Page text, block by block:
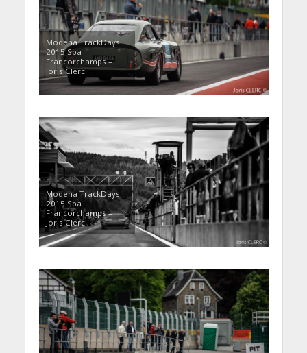
Modena TrackDays
2015 Spa
Francorchamps –
Joris Clerc
Modena TrackDays
2015 Spa
Francorchamps –
Joris Clerc